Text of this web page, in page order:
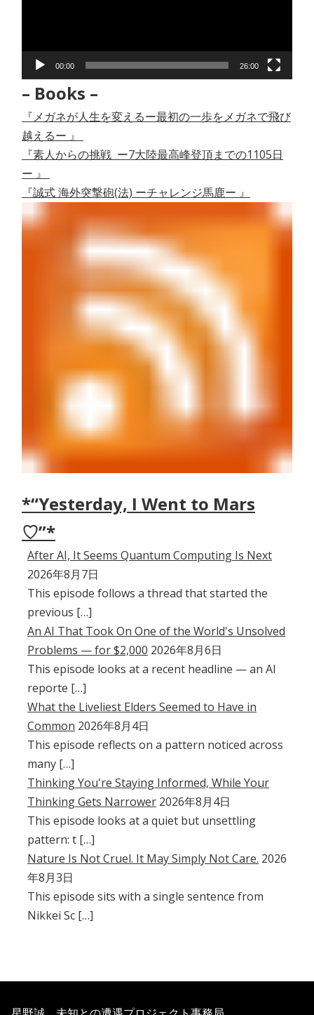
ー
00:00 26:00
– Books –
『メガネが人生を変えるー最初の一歩をメガネで飛び
越えるー 』
『素人からの挑戦 ー7大陸最高峰登頂までの1105日
ー 』
『誠式 海外突撃砲(法) ーチャレンジ馬鹿ー 』
*“Yesterday, I Went to Mars
♡”*
After AI, It Seems Quantum Computing Is Next
2026年8月7日
This episode follows a thread that started the
previous […]
An AI That Took On One of the World's Unsolved
Problems — for $2,000 2026年8月6日
This episode looks at a recent headline — an AI
reporte […]
What the Liveliest Elders Seemed to Have in
Common 2026年8月4日
This episode reflects on a pattern noticed across
many […]
Thinking You're Staying Informed, While Your
Thinking Gets Narrower 2026年8月4日
This episode looks at a quiet but unsettling
pattern: t […]
Nature Is Not Cruel. It May Simply Not Care. 2026
年8月3日
This episode sits with a single sentence from
Nikkei Sc […]